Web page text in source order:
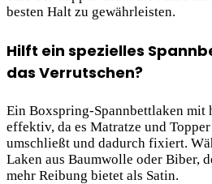
besten Halt zu gewährleisten.
Hilft ein spezielles
das Verrutschen?
Ein Boxspring-Spannbettlaken mit
effektiv, da es Matratze und
umschließt und dadurch fixiert.
Laken aus Baumwolle oder Biber,
mehr Reibung bietet als Satin.